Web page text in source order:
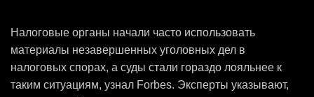
Налоговые органы начали часто использовать
материалы незавершенных уголовных дел в
налоговых спорах, а суды стали гораздо лояльнее к
таким ситуациям, узнал Forbes. Эксперты указывают,